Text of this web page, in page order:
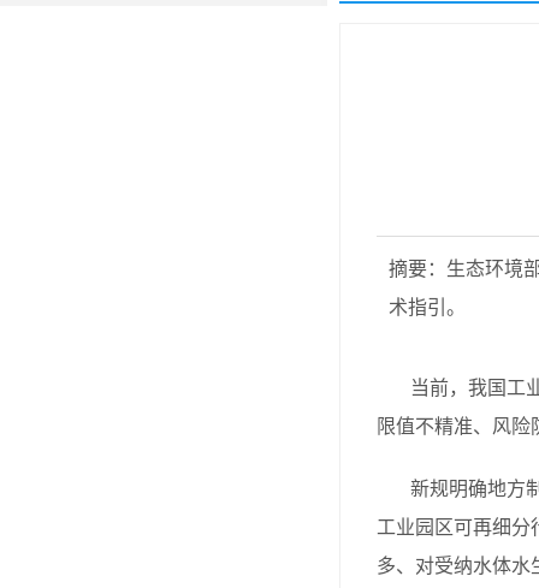
摘要：生态环境
术指引。
当前，我国工
限值不精准、风
新规明确地方
工业园区可再细分
多、对受纳水体水